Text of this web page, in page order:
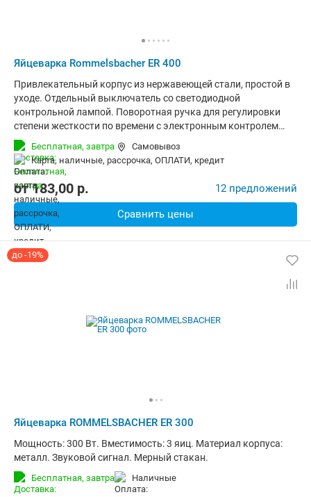
Яйцеварка Rommelsbacher ER 400
Привлекательный корпус из нержавеющей стали, простой в
уходе. Отдельный выключатель со светодиодной
контрольной лампой. Поворотная ручка для регулировки
степени жесткости по времени с электронным контролем
времени приготовления. Не требующая особого ухода
нагревательная чаша из нержавеющей стали. Съемный
вкладыш на 1–7 яиц. Звуковой сигнал о готовности. Защита
от выкипания. Съемная прозрачная крышка.
Бесплатная, завтра
Самовывоз
карта, наличные, рассрочка, ОПЛАТИ, кредит
от183,00 p. 12 предложений
Сравнить цены
до -19%
Яйцеварка ROMMELSBACHER ER 300
Мощность: 300 Вт. Вместимость: 3 яиц. Материал корпуса:
металл. Звуковой сигнал. Мерный стакан.
Бесплатная, завтра наличные